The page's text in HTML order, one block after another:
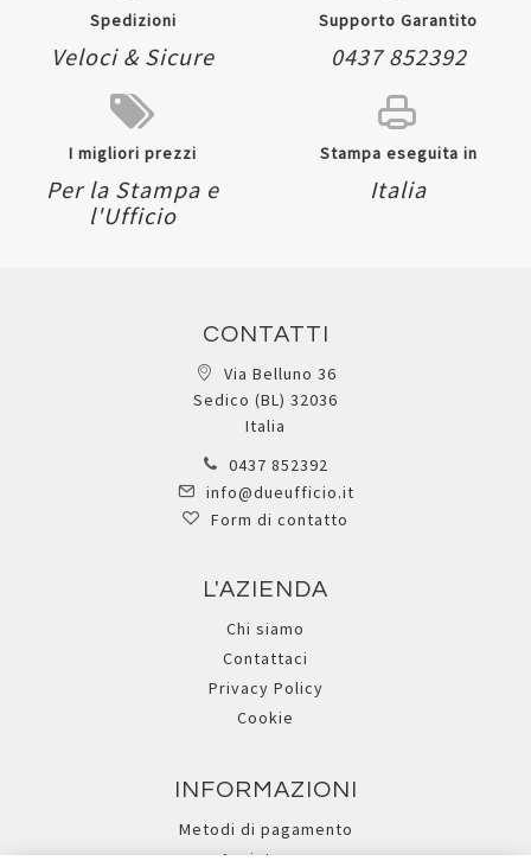
Spedizioni
Veloci & Sicure
Supporto Garantito
0437 852392
I migliori prezzi
Per la Stampa e
l'Ufficio
Stampa eseguita in
Italia
CONTATTI
Via Belluno 36
Sedico (BL) 32036
Italia
0437 852392
info@dueufficio.it
Form di contatto
L'AZIENDA
Chi siamo
Contattaci
Privacy Policy
Cookie
INFORMAZIONI
Metodi di pagamento
Assistenza